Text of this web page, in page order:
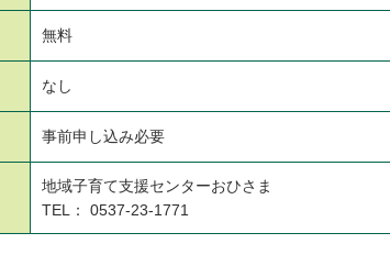
無料
なし
事前申し込み必要
地域子育て支援センターおひさま
TEL： 0537-23-1771